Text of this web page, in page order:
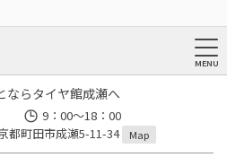
ならタイヤ館成瀬へ
9：00～18：00
都町田市成瀬5-11-34
Map